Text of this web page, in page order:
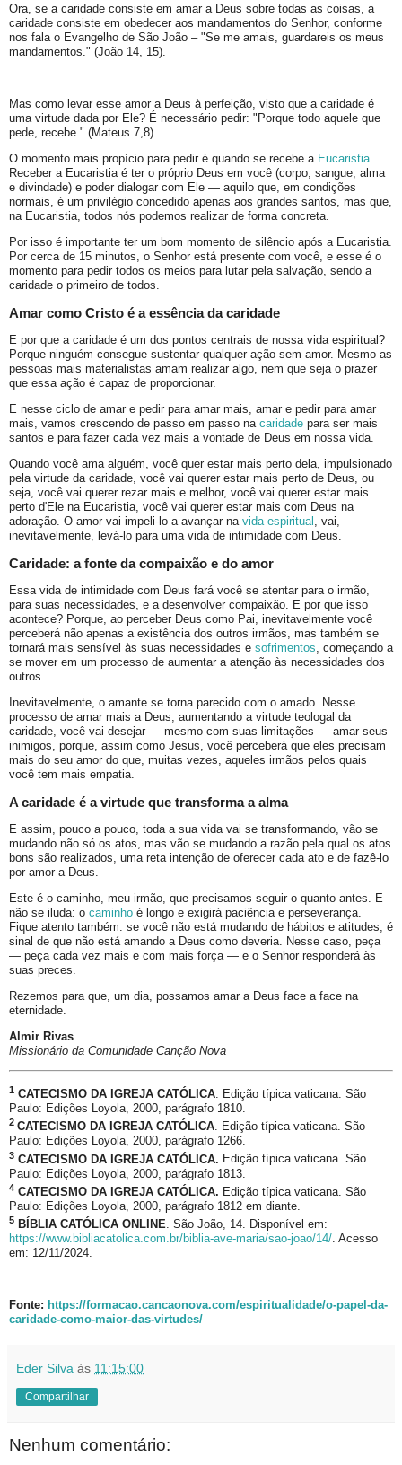
Ora, se a caridade consiste em amar a Deus sobre todas as coisas, a
caridade consiste em obedecer aos mandamentos do Senhor, conforme
nos fala o Evangelho de São João – "Se me amais, guardareis os meus
mandamentos." (João 14, 15).
Mas como levar esse amor a Deus à perfeição, visto que a caridade é
uma virtude dada por Ele? É necessário pedir: "Porque todo aquele que
pede, recebe." (Mateus 7,8).
O momento mais propício para pedir é quando se recebe a Eucaristia
Receber a Eucaristia é ter o próprio Deus em você (corpo, sangue, alma
e divindade) e poder dialogar com Ele — aquilo que, em condições
normais, é um privilégio concedido apenas aos grandes santos, mas que,
na Eucaristia, todos nós podemos realizar de forma concreta.
Por isso é importante ter um bom momento de silêncio após a Eucaristia.
Por cerca de 15 minutos, o Senhor está presente com você, e esse é o
momento para pedir todos os meios para lutar pela salvação, sendo a
caridade o primeiro de todos.
Amar como Cristo é a essência da caridade
E por que a caridade é um dos pontos centrais de nossa vida espiritual?
Porque ninguém consegue sustentar qualquer ação sem amor. Mesmo as
pessoas mais materialistas amam realizar algo, nem que seja o prazer
que essa ação é capaz de proporcionar.
E nesse ciclo de amar e pedir para amar mais, amar e pedir para amar
mais, vamos crescendo de passo em passo na caridade para ser mais
santos e para fazer cada vez mais a vontade de Deus em nossa vida.
Quando você ama alguém, você quer estar mais perto dela, impulsionado
pela virtude da caridade, você vai querer estar mais perto de Deus, ou
seja, você vai querer rezar mais e melhor, você vai querer estar mais
perto d'Ele na Eucaristia, você vai querer estar mais com Deus na
adoração. O amor vai impeli-lo a avançar na vida espiritual
, vai,
inevitavelmente, levá-lo para uma vida de intimidade com Deus.
Caridade: a fonte da compaixão e do amor
Essa vida de intimidade com Deus fará você se atentar para o irmão,
para suas necessidades, e a desenvolver compaixão. E por que isso
acontece? Porque, ao perceber Deus como Pai, inevitavelmente você
perceberá não apenas a existência dos outros irmãos, mas também se
tornará mais sensível às suas necessidades e sofrimentos , começando a
se mover em um processo de aumentar a atenção às necessidades dos
outros.
Inevitavelmente, o amante se torna parecido com o amado. Nesse
processo de amar mais a Deus, aumentando a virtude teologal da
caridade, você vai desejar — mesmo com suas limitações — amar seus
inimigos, porque, assim como Jesus, você perceberá que eles precisam
mais do seu amor do que, muitas vezes, aqueles irmãos pelos quais
você tem mais empatia.
A caridade é a virtude que transforma a alma
E assim, pouco a pouco, toda a sua vida vai se transformando, vão se
mudando não só os atos, mas vão se mudando a razão pela qual os atos
bons são realizados, uma reta intenção de oferecer cada ato e de fazê-lo
por amor a Deus.
Este é o caminho, meu irmão, que precisamos seguir o quanto antes. E
não se iluda: o caminho é longo e exigirá paciência e perseverança.
Fique atento também: se você não está mudando de hábitos e atitudes, é
sinal de que não está amando a Deus como deveria. Nesse caso, peça
— peça cada vez mais e com mais força — e o Senhor responderá às
suas preces.
Rezemos para que, um dia, possamos amar a Deus face a face na
eternidade.
Almir Rivas
Missionário da Comunidade Canção Nova
1 CATECISMO DA IGREJA CATÓLICA. Edição típica vaticana. São
Paulo: Edições Loyola, 2000, parágrafo 1810.
2 CATECISMO DA IGREJA CATÓLICA. Edição típica vaticana. São
Paulo: Edições Loyola, 2000, parágrafo 1266.
3 CATECISMO DA IGREJA CATÓLICA. Edição típica vaticana. São
Paulo: Edições Loyola, 2000, parágrafo 1813.
4 CATECISMO DA IGREJA CATÓLICA. Edição típica vaticana. São
Paulo: Edições Loyola, 2000, parágrafo 1812 em diante.
5 BÍBLIA CATÓLICA ONLINE. São João, 14. Disponível em:
https://www.bibliacatolica.com.br/biblia-ave-maria/sao-joao/14/. Acesso
em: 12/11/2024.
Fonte: https://formacao.cancaonova.com/espiritualidade/o-papel-da-
caridade-como-maior-das-virtudes/
Eder Silva às 11:15:00
Compartilhar
Nenhum comentário: